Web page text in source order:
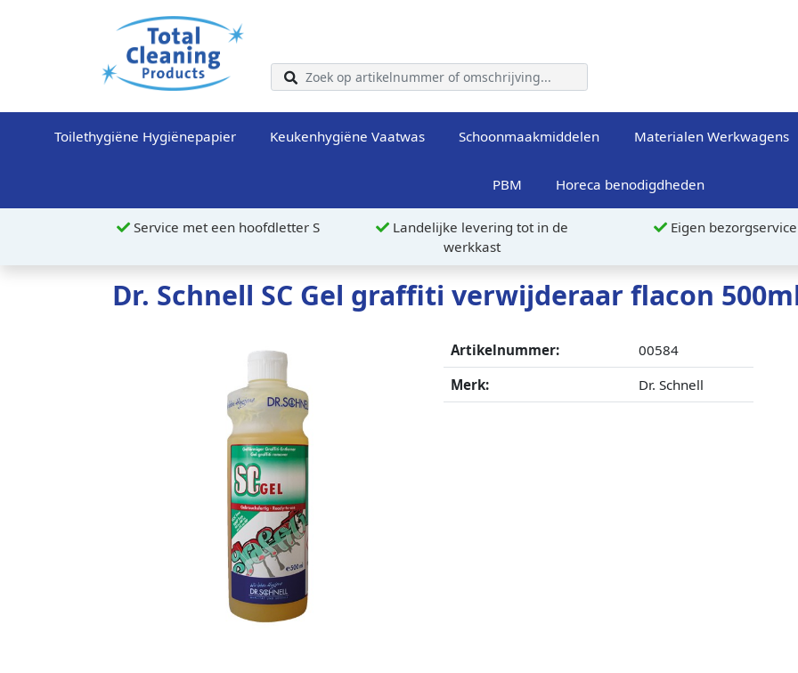
Toilethygiëne Hygiënepapier Keukenhygiëne Vaatwas Schoonmaakmiddelen Materialen Werkwagens
PBM Horeca benodigdheden
Service met een hoofdletter S
Landelijke levering tot in de
werkkast
Eigen bezorgservice
Dr. Schnell SC Gel graffiti verwijderaar flacon
Artikelnummer:
00584
Merk:
Dr. Schnell